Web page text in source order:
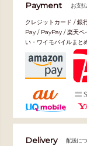
Payment お支
クレジットカード / 銀
Pay / PayPay / 楽天ペ
い・ワイモバイルまと
Delivery 配送に